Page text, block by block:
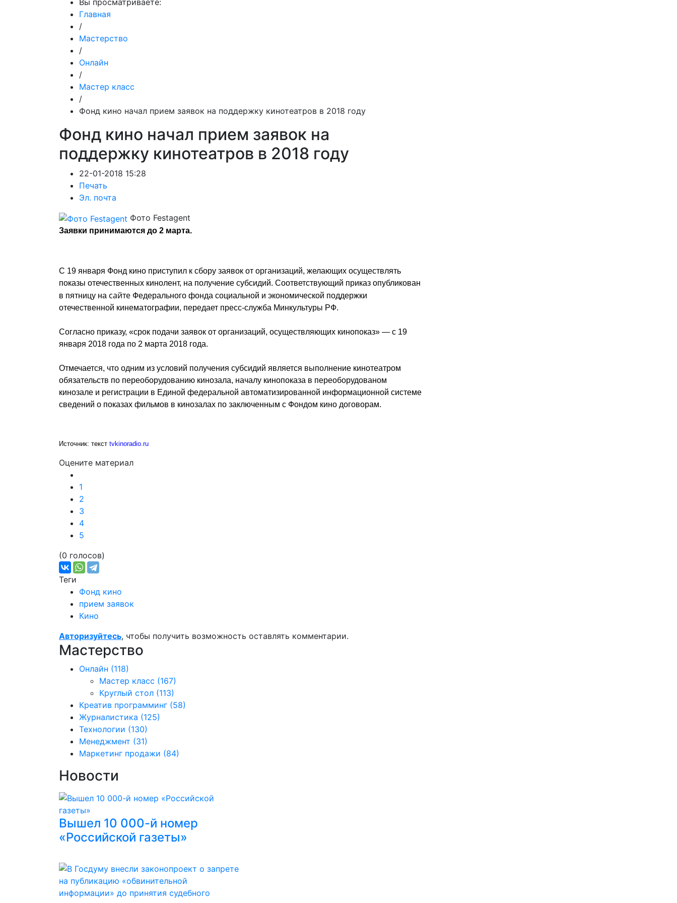
Вы просматриваете:
Главная
/
Мастерство
/
Онлайн
/
Мастер класс
/
Фонд кино начал прием заявок на поддержку кинотеатров в 2018 году
Фонд кино начал прием заявок на
поддержку кинотеатров в 2018 году
22-01-2018 15:28
Печать
Эл. почта
Фото Festagent
Заявки принимаются до 2 марта.
С 19 января Фонд кино приступил к сбору заявок от организаций, желающих осуществлять
показы отечественных кинолент, на получение субсидий. Соответствующий приказ опубликован
в пятницу на сайте Федерального фонда социальной и экономической поддержки
отечественной кинематографии, передает пресс-служба Минкультуры РФ.
Согласно приказу, «срок подачи заявок от организаций, осуществляющих кинопоказ» — с 19
января 2018 года по 2 марта 2018 года.
Отмечается, что одним из условий получения субсидий является выполнение кинотеатром
обязательств по переоборудованию кинозала, началу кинопоказа в переоборудованом
кинозале и регистрации в Единой федеральной автоматизированной информационной системе
сведений о показах фильмов в кинозалах по заключенным с Фондом кино договорам.
Источник: текст tvkinoradio.ru
Оцените материал
1
2
3
4
5
(0 голосов)
Теги
Фонд кино
прием заявок
Кино
Авторизуйтесь, чтобы получить возможность оставлять комментарии.
Мастерство
Онлайн (118)
Мастер класс (167)
Круглый стол (113)
Креатив программинг (58)
Журналистика (125)
Технологии (130)
Менеджмент (31)
Маркетинг продажи (84)
Новости
Вышел 10 000-й номер
«Российской газеты»